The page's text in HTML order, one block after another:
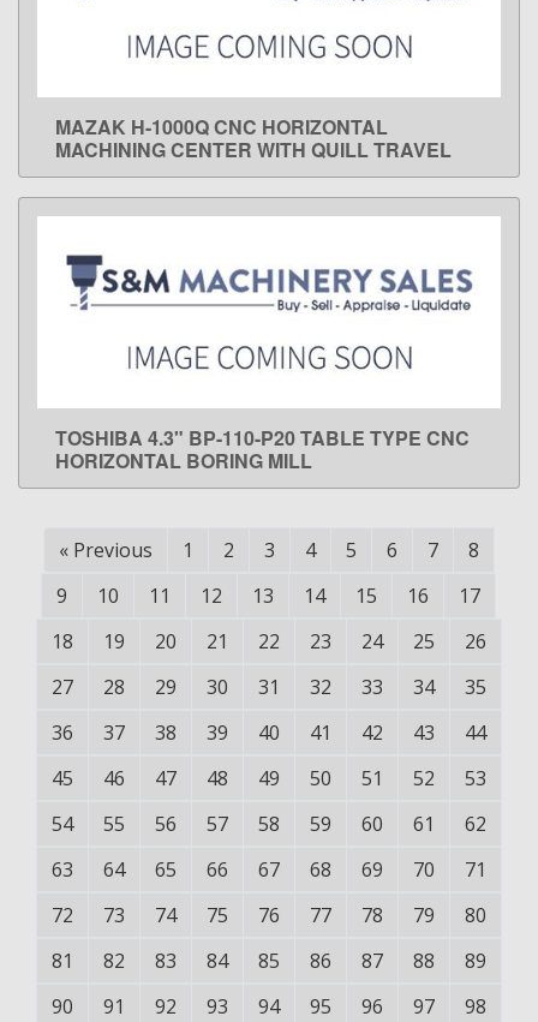
LEARN MORE
MAZAK H-1000Q CNC HORIZONTAL
MACHINING CENTER WITH QUILL TRAVEL
LEARN MORE
TOSHIBA 4.3" BP-110-P20 TABLE TYPE CNC
HORIZONTAL BORING MILL
« Previous 1 2 3 4 5 6 7
8
9
10 11 12 13 14 15 16
17
18
19 20 21 22 23 24 25
26
27
28 29 30 31 32 33 34
35
36
37 38 39 40 41 42 43
44
45
46 47 48 49 50 51 52
53
54
55 56 57 58 59 60 61
62
63
64 65 66 67 68 69 70
71
72
73 74 75 76 77 78 79
80
81
82 83 84 85 86 87 88
89
90
91 92 93 94 95 96 97
98